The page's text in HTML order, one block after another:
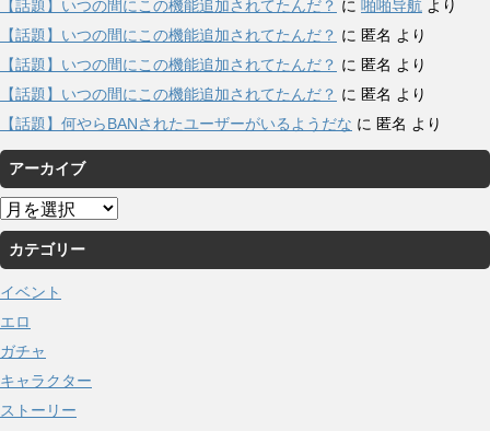
【話題】いつの間にこの機能追加されてたんだ？ に 啪啪导航 より
【話題】いつの間にこの機能追加されてたんだ？ に 匿名 より
【話題】いつの間にこの機能追加されてたんだ？ に 匿名 より
【話題】いつの間にこの機能追加されてたんだ？ に 匿名 より
【話題】何やらBANされたユーザーがいるようだな に 匿名 より
アーカイブ
ア
ー
カ
イ
ブ
カテゴリー
イベント
エロ
ガチャ
キャラクター
ストーリー